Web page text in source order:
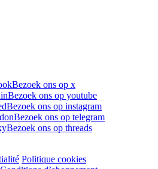
Bezoek ons op x
Bezoek ons op youtube
Bezoek ons op instagram
Bezoek ons op telegram
Bezoek ons op threads
Politique cookies